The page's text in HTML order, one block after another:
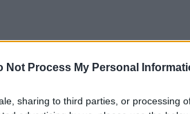
Not Process My Personal
sharing to third parties, or processing